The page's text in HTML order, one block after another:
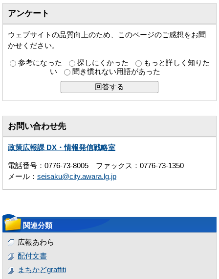
アンケート
ウェブサイトの品質向上のため、このページのご感想をお聞
かせください。
参考になった 探しにくかった
もっと詳しく知りた
い
聞き慣れない用語があった
お問い合わせ先
政策広報課 DX・情報発信戦略室
電話番号：0776-73-8005 ファックス：0776-73-1350
メール： seisaku@city.awara.lg.jp
関連分類
広報あわら
配付文書
まちかどgraffiti